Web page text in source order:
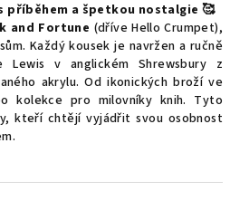
příběhem a špetkou nostalgie 🥰
and Fortune (dříve Hello Crumpet),
. Každý kousek je navržen a ručně
Lewis v anglickém Shrewsbury z
akrylu. Od ikonických broží ve
kolekce pro milovníky knih. Tyto
kteří chtějí vyjádřit svou osobnost